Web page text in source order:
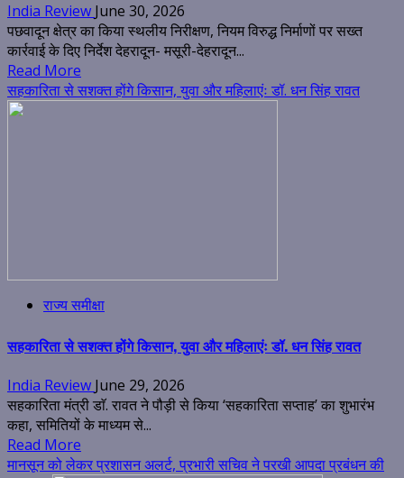
India Review June 30, 2026
पछवादून क्षेत्र का किया स्थलीय निरीक्षण, नियम विरुद्ध निर्माणों पर सख्त
कार्रवाई के दिए निर्देश देहरादून- मसूरी-देहरादून...
Read More
सहकारिता से सशक्त होंगे किसान, युवा और महिलाएंः डॉ. धन सिंह रावत
राज्य समीक्षा
सहकारिता से सशक्त होंगे किसान, युवा और महिलाएंः डॉ. धन सिंह रावत
India Review June 29, 2026
सहकारिता मंत्री डाॅ. रावत ने पौड़ी से किया ‘सहकारिता सप्ताह’ का शुभारंभ
कहा, समितियों के माध्यम से...
Read More
मानसून को लेकर प्रशासन अलर्ट, प्रभारी सचिव ने परखी आपदा प्रबंधन की